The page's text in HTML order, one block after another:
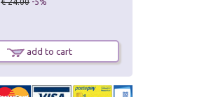
€ 24.00 -5%
add to cart